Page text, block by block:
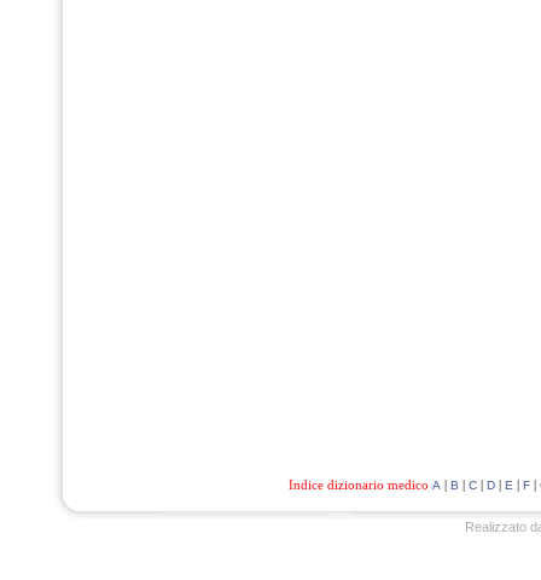
Indice dizionario medico A | B | C| D| E | F|
Realizzato